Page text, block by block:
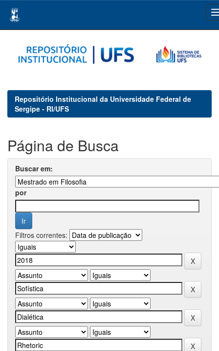
navigation
Repositório Institucional da Universidade Federal de
Sergipe - RI/UFS
Página de Busca
Buscar em:
por
Filtros correntes: